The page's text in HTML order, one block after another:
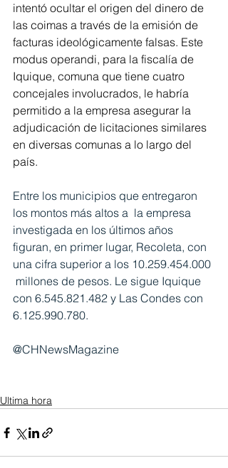
intentó ocultar el origen del dinero de
las coimas a través de la emisión de
facturas ideológicamente falsas. Este
modus operandi, para la fiscalía de
Iquique, comuna que tiene cuatro
concejales involucrados, le habría
permitido a la empresa asegurar la
adjudicación de licitaciones similares
en diversas comunas a lo largo del
país.
Entre los municipios que entregaron
los montos más altos a  la empresa
investigada en los últimos años
figuran, en primer lugar, Recoleta, con
una cifra superior a los 10.259.454.000
millones de pesos. Le sigue Iquique
con 6.545.821.482 y Las Condes con
6.125.990.780.
@CHNewsMagazine
Ultima hora